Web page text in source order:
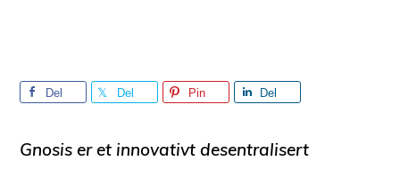
Del Del Pin Del
Gnosiser et innovativt desentralisert